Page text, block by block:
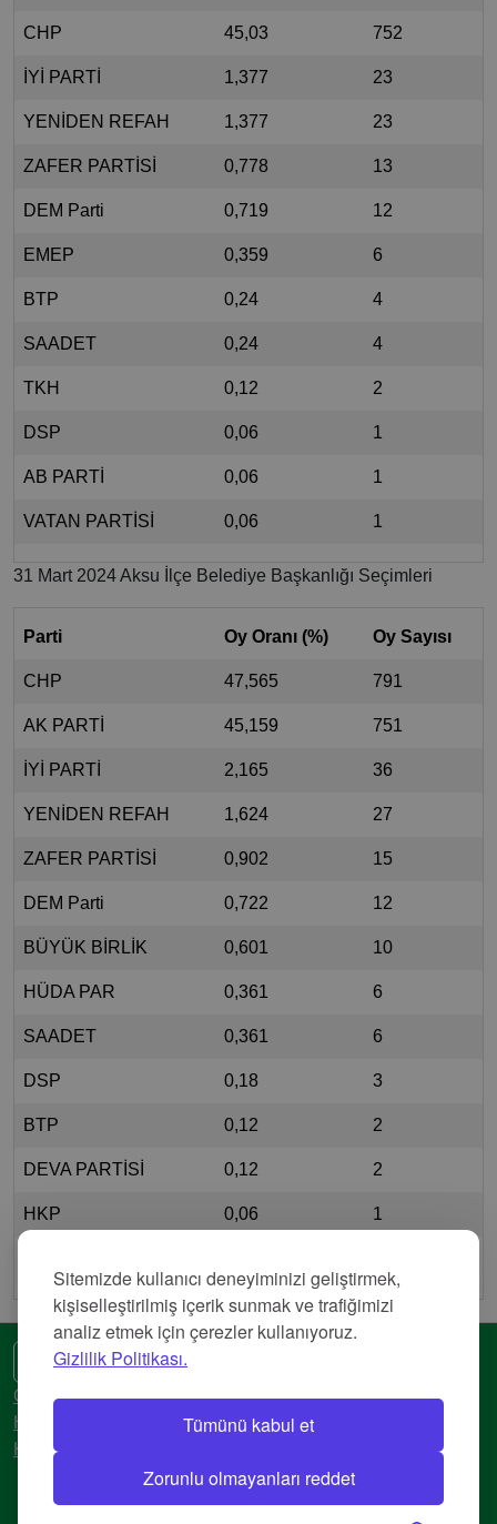
Sitemizde kullanıcı deneyiminizi geliştirmek,
kişiselleştirilmiş içerik sunmak ve trafiğimizi
analiz etmek için çerezler kullanıyoruz.
Gizlilik Politikası.
Tümünü kabul et
Zorunlu olmayanları reddet
CHP 45,03 752
İYİ PARTİ 1,377 23
YENİDEN REFAH 1,377 23
ZAFER PARTİSİ 0,778 13
DEM Parti 0,719 12
EMEP 0,359 6
BTP 0,24 4
SAADET 0,24 4
TKH 0,12 2
DSP 0,06 1
AB PARTİ 0,06 1
VATAN PARTİSİ 0,06 1
31 Mart 2024 Aksu İlçe Belediye Başkanlığı Seçimleri
Parti Oy Oranı (%) Oy Sayısı
CHP 47,565 791
AK PARTİ 45,159 751
İYİ PARTİ 2,165 36
YENİDEN REFAH 1,624 27
ZAFER PARTİSİ 0,902 15
DEM Parti 0,722 12
BÜYÜK BİRLİK 0,601 10
HÜDA PAR 0,361 6
SAADET 0,361 6
DSP 0,18 3
BTP 0,12 2
DEVA PARTİSİ 0,12 2
HKP 0,06 1
🌍 Başka bir dil
Gizlilik Politikası
Hizmet Şartları
Künye
© 2018-2026 AtlasBig.com